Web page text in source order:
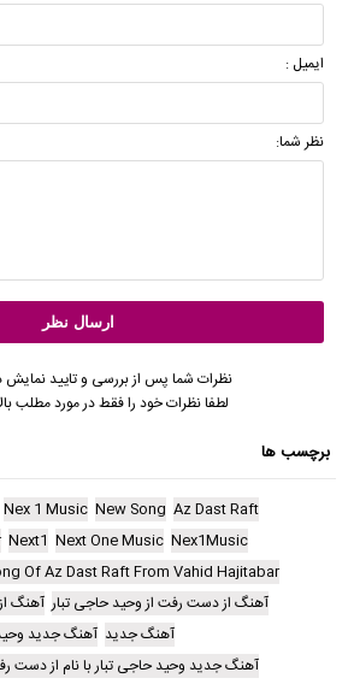
ایمیل :
نظر شما:
نظرات شما پس از بررسی و تایید
لطفا نظرات خود را فقط در مورد مطلب
برچسب ها
Az Dast Raft
New Song
Nex 1 Music
Nex1Music
Next One Music
Next1
Of Az Dast Raft From Vahid Hajitabar
آهنگ از دست رفت از وحید حاجی تبار آهنگ
آهنگ جدید آهنگ جدید
آهنگ جدید وحید حاجی تبار با نام از دست